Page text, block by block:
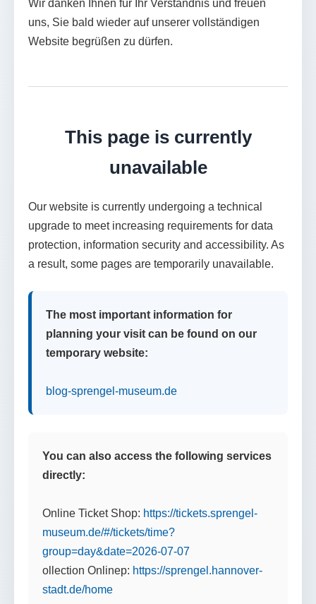
Wir danken Ihnen für Ihr Verständnis und freuen
uns, Sie bald wieder auf unserer vollständigen
Website begrüßen zu dürfen.
This page is currently
unavailable
Our website is currently undergoing a technical
upgrade to meet increasing requirements for data
protection, information security and accessibility. As
a result, some pages are temporarily unavailable.
The most important information for
planning your visit can be found on our
temporary website:
blog-sprengel-museum.de
You can also access the following services
directly:
Online Ticket Shop: https://tickets.sprengel-
museum.de/#/tickets/time?
group=day&date=2026-07-07
ollection Onlinep: https://sprengel.hannover-
stadt.de/home